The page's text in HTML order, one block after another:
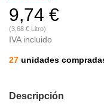
9,74 €
(3,68 € Litro)
IVA incluido
27 unidades
Descripción